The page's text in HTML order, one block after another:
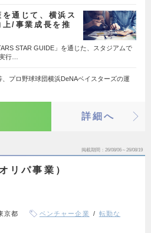
通じて、横浜ス
上/事業成長を推
STAR GUIDE」を通じた、スタジアムで
行…
プロ野球球団横浜DeNAベイスターズの運
詳細へ
掲載期間 26/08/06～26/08/19
リパ事業）
京都 ベンチャー企業
転勤な